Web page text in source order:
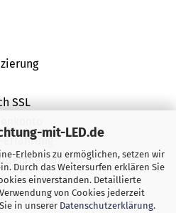
mit-LED.de
Erlebnis zu ermöglichen, setzen wir
Durch das Weitersurfen erklären Sie
einverstanden. Detaillierte
von Cookies jederzeit
in unserer Datenschutzerklärung.
SSL
Erfahrung
Kunden
keine Bots